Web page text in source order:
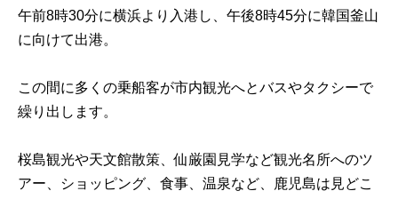
午前8時30分に横浜より入港し、午後8時45分に韓国釜山
に向けて出港。
この間に多くの乗船客が市内観光へとバスやタクシーで
繰り出します。
桜島観光や天文館散策、仙厳園見学など観光名所へのツ
アー、ショッピング、食事、温泉など、鹿児島は見どこ